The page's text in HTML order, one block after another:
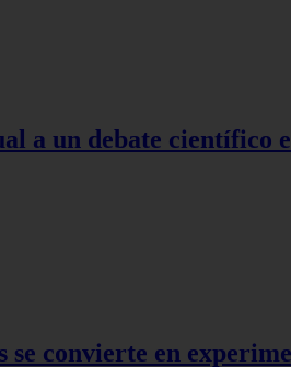
a un debate científico
convierte en